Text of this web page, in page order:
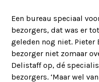
Een bureau speciaal
bezorgers, dat was er
geleden nog niet. Pieter
bezorger niet zomaar
Delistaff op, dé
bezorgers. ‘Maar wel